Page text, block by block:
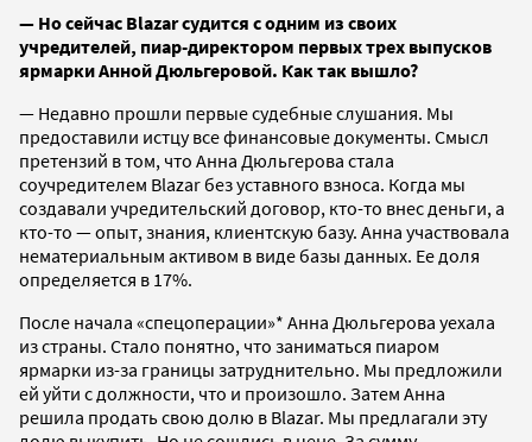
— Но сейчас Blazar судится с одним из своих
учредителей, пиар-директором первых трех выпусков
ярмарки Анной Дюльгеровой. Как так вышло?
— Недавно прошли первые судебные слушания. Мы
предоставили истцу все финансовые документы. Смысл
претензий в том, что Анна Дюльгерова стала
соучредителем Blazar без уставного взноса. Когда мы
создавали учредительский договор, кто-то внес деньги, а
кто-то — опыт, знания, клиентскую базу. Анна участвовала
нематериальным активом в виде базы данных. Ее доля
определяется в 17%.
После начала «спецоперации»* Анна Дюльгерова уехала
из страны. Стало понятно, что заниматься пиаром
ярмарки из-за границы затруднительно. Мы предложили
ей уйти с должности, что и произошло. Затем Анна
решила продать свою долю в Blazar. Мы предлагали эту